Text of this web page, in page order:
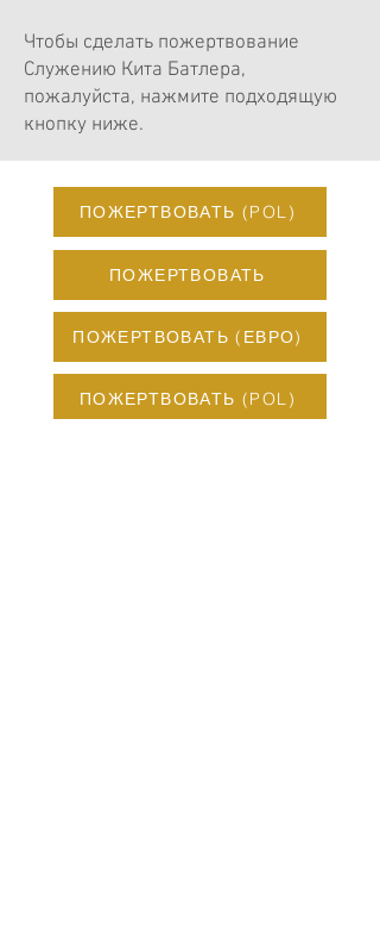
Чтобы сделать пожертвование
Служению Кита Батлера,
пожалуйста, нажмите подходящую
кнопку ниже.
ПОЖЕРТВОВАТЬ (POL)
ПОЖЕРТВОВАТЬ
ПОЖЕРТВОВАТЬ (ЕВРО)
ПОЖЕРТВОВАТЬ (POL)